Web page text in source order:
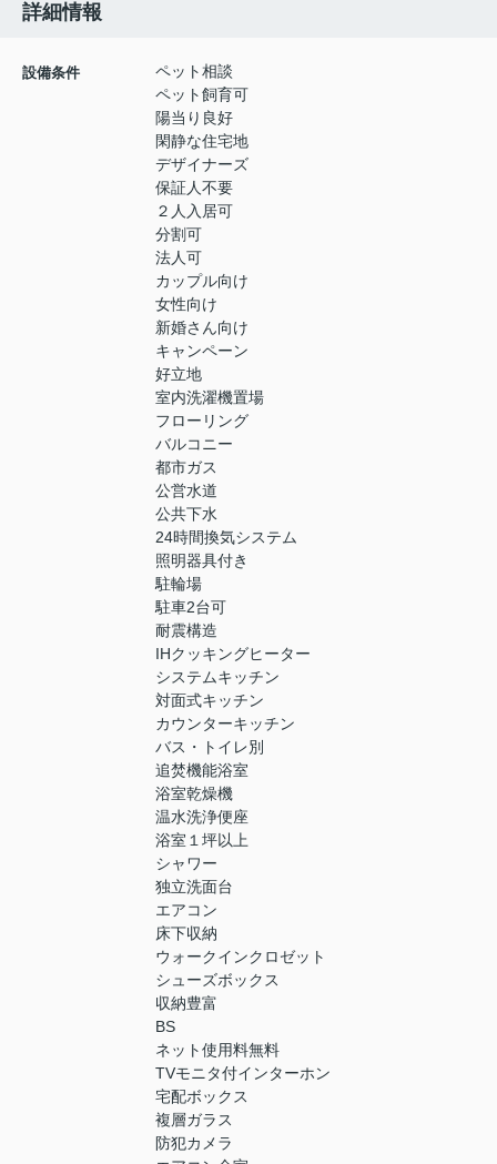
詳細情報
設備条件
ペット相談
ペット飼育可
陽当り良好
閑静な住宅地
デザイナーズ
保証人不要
２人入居可
分割可
法人可
カップル向け
女性向け
新婚さん向け
キャンペーン
好立地
室内洗濯機置場
フローリング
バルコニー
都市ガス
公営水道
公共下水
24時間換気システム
照明器具付き
駐輪場
駐車2台可
耐震構造
IHクッキングヒーター
システムキッチン
対面式キッチン
カウンターキッチン
バス・トイレ別
追焚機能浴室
浴室乾燥機
温水洗浄便座
浴室１坪以上
シャワー
独立洗面台
エアコン
床下収納
ウォークインクロゼット
シューズボックス
収納豊富
BS
ネット使用料無料
TVモニタ付インターホン
宅配ボックス
複層ガラス
防犯カメラ